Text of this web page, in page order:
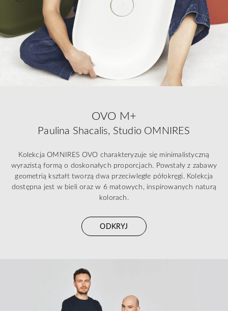
OVO M+
Paulina Shacalis, Studio OMNIRES
Kolekcja OMNIRES OVO charakteryzuje się minimalistyczną
wyrazistą formą o doskonałych proporcjach. Powstały z zabawy
geometrią kształt tworzą dwa przeciwległe półokręgi. Kolekcja
dostępna jest w bieli oraz w 6 matowych, inspirowanych naturą
kolorach.
ODKRYJ